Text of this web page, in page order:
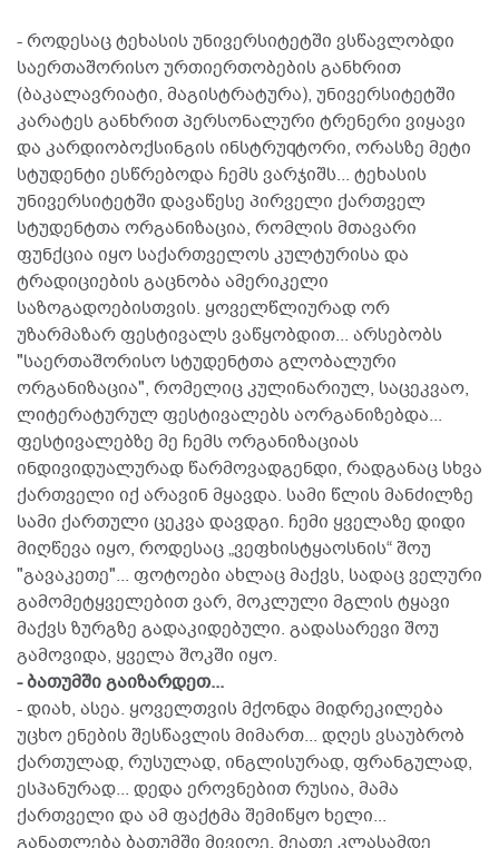
- როდესაც ტეხასის უნივერსიტეტში ვსწავლობდი
საერთაშორისო ურთიერთობების განხრით
(ბაკალავრიატი, მაგისტრატურა), უნივერსიტეტში
კარატეს განხრით პერსონალური ტრენერი ვიყავი
და კარდიობოქსინგის ინსტრუqტორი, ორასზე მეტი
სტუდენტი ესწრებოდა ჩემს ვარჯიშს... ტეხასის
უნივერსიტეტში დავაწესე პირველი ქართველ
სტუდენტთა ორგანიზაცია, რომლის მთავარი
ფუნქცია იყო საქართველოს კულტურისა და
ტრადიციების გაცნობა ამერიკელი
საზოგადოებისთვის. ყოველწლიურად ორ
უზარმაზარ ფესტივალს ვაწყობდით... არსებობს
"საერთაშორისო სტუდენტთა გლობალური
ორგანიზაცია", რომელიც კულინარიულ, საცეკვაო,
ლიტერატურულ ფესტივალებს აორგანიზებდა...
ფესტივალებზე მე ჩემს ორგანიზაციას
ინდივიდუალურად წარმოვადგენდი, რადგანაც სხვა
ქართველი იქ არავინ მყავდა. სამი წლის მანძილზე
სამი ქართული ცეკვა დავდგი. ჩემი ყველაზე დიდი
მიღწევა იყო, როდესაც „ვეფხისტყაოსნის“ შოუ
"გავაკეთე"... ფოტოები ახლაც მაქვს, სადაც ველური
გამომეტყველებით ვარ, მოკლული მგლის ტყავი
მაქვს ზურგზე გადაკიდებული. გადასარევი შოუ
გამოვიდა, ყველა შოკში იყო.
- ბათუმში გაიზარდეთ...
- დიახ, ასეა. ყოველთვის მქონდა მიდრეკილება
უცხო ენების შესწავლის მიმართ... დღეს ვსაუბრობ
ქართულად, რუსულად, ინგლისურად, ფრანგულად,
ესპანურად... დედა ეროვნებით რუსია, მამა
ქართველი და ამ ფაქტმა შემიწყო ხელი...
განათლება ბათუმში მივიღე. მეათე კლასამდე